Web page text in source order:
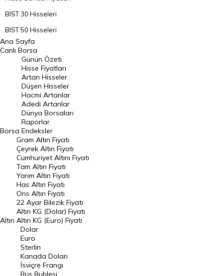
BIST 30 Hisseleri
BIST 50 Hisseleri
BIST 100 Hisseleri
En Çok Artan Hisseler
En Çok Düşen Hisseler
Hacmi Artanlar
Geçmiş Kapanışlar
Dünya Borsaları
Raporlar
Endeksler
DÖVİZ
Döviz Kuru
Dolar Kuru
Euro Kuru
Pound Kuru
Frank Kuru
Riyal Kuru
Ana Sayfa
Canlı Borsa
Borsa
Günün Özeti
Hisse Fiyatları
Artan Hisseler
Düşen Hisseler
Hacmi Artanlar
Adedi Artanlar
Dünya Borsaları
Raporlar
Endeksler
Altın
Gram Altın Fiyatı
Çeyrek Altın Fiyatı
Cumhuriyet Altını Fiyatı
Tam Altın Fiyatı
Yarım Altın Fiyatı
Has Altın Fiyatı
Ons Altın Fiyatı
22 Ayar Bilezik Fiyatı
Altın KG (Dolar) Fiyatı
Altın KG (Euro) Fiyatı
Dolar
Euro
Sterlin
Kanada Doları
İsviçre Frangı
Rus Rublesi